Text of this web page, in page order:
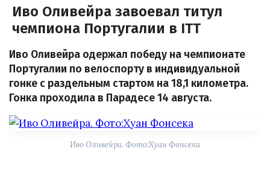
Иво Оливейра завоевал титул
чемпиона Португалии в ITT
Иво Оливейра одержал победу на чемпионате
Португалии по велоспорту в индивидуальной
гонке с раздельным стартом на 18,1 километра.
Гонка проходила в Парадесе 14 августа.
Иво Оливейра. Фото:Хуан Фонсека